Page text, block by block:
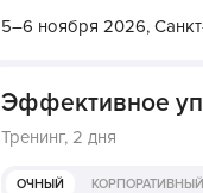
5–6 ноября 2026,
Эффективное
Тренинг,2 дня
ОЧНЫЙ КОРПОРАТИВНЫЙ